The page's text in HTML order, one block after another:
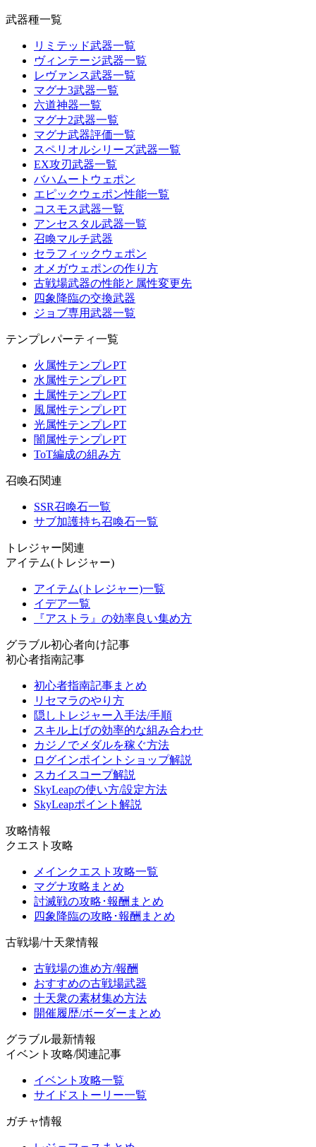
武器種一覧
リミテッド武器一覧
ヴィンテージ武器一覧
レヴァンス武器一覧
マグナ3武器一覧
六道神器一覧
マグナ2武器一覧
マグナ武器評価一覧
スペリオルシリーズ武器一覧
EX攻刃武器一覧
バハムートウェポン
エピックウェポン性能一覧
コスモス武器一覧
アンセスタル武器一覧
召喚マルチ武器
セラフィックウェポン
オメガウェポンの作り方
古戦場武器の性能と属性変更先
四象降臨の交換武器
ジョブ専用武器一覧
テンプレパーティ一覧
火属性テンプレPT
水属性テンプレPT
土属性テンプレPT
風属性テンプレPT
光属性テンプレPT
闇属性テンプレPT
ToT編成の組み方
召喚石関連
SSR召喚石一覧
サブ加護持ち召喚石一覧
トレジャー関連
アイテム(トレジャー)
アイテム(トレジャー)一覧
イデア一覧
『アストラ』の効率良い集め方
グラブル初心者向け記事
初心者指南記事
初心者指南記事まとめ
リセマラのやり方
隠しトレジャー入手法/手順
スキル上げの効率的な組み合わせ
カジノでメダルを稼ぐ方法
ログインポイントショップ解説
スカイスコープ解説
SkyLeapの使い方/設定方法
SkyLeapポイント解説
攻略情報
クエスト攻略
メインクエスト攻略一覧
マグナ攻略まとめ
討滅戦の攻略･報酬まとめ
四象降臨の攻略･報酬まとめ
古戦場/十天衆情報
古戦場の進め方/報酬
おすすめの古戦場武器
十天衆の素材集め方法
開催履歴/ボーダーまとめ
グラブル最新情報
イベント攻略/関連記事
イベント攻略一覧
サイドストーリー一覧
ガチャ情報